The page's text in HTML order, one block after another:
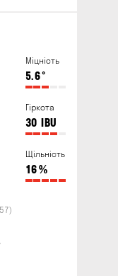
Міцність
5.6°
Гіркота
30 IBU
Щільність
16%